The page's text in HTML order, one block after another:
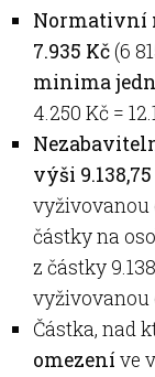
Normativní
7.935 Kč(6
minima
4.250 Kč =
výši
vyživovanou
částky na
z částky
vyživovanou
Částka, nad
omezení ve